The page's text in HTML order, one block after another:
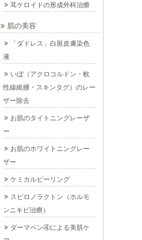
耳ケロイドの形成外科治療
肌の美容
「ダドレス」白斑皮膚染色
液
いぼ（アクロコルドン・軟
性線維腫・スキンタグ）のレー
ザー除去
お肌のタイトニングレーザ
ー
お肌のホワイトニングレー
ザー
ケミカルピーリング
スピロノラクトン（ホルモ
ンニキビ治療）
ダーマペン④による美肌ケ